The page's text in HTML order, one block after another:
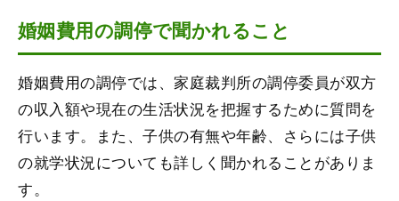
婚姻費用の調停で聞かれること
婚姻費用の調停では、家庭裁判所の調停委員が双方
の収入額や現在の生活状況を把握するために質問を
行います。また、子供の有無や年齢、さらには子供
の就学状況についても詳しく聞かれることがありま
す。